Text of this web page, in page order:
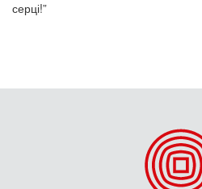
серці!”